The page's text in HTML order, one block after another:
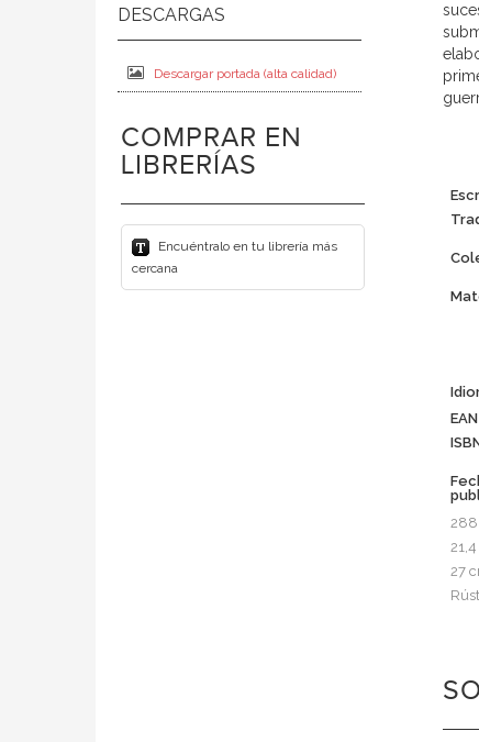
Descargar portada (alta calidad)
COMPRAR EN
LIBRERÍAS
Encuéntralo en tu librería más
cercana
EAN
288
27